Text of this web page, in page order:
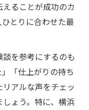
ることが成功のカ
とりに合わせた最
を参考にするのも
「仕上がりの持ち
アルな声をチェッ
ょう。特に、横浜